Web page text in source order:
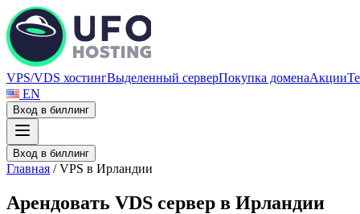
VPS/VDS хостингВыделенный серверПокупка доменаАкции
EN
Вход в биллинг
Вход в биллинг
Главная /VPS в Ирландии
Арендовать VDS сервер в Ирландии